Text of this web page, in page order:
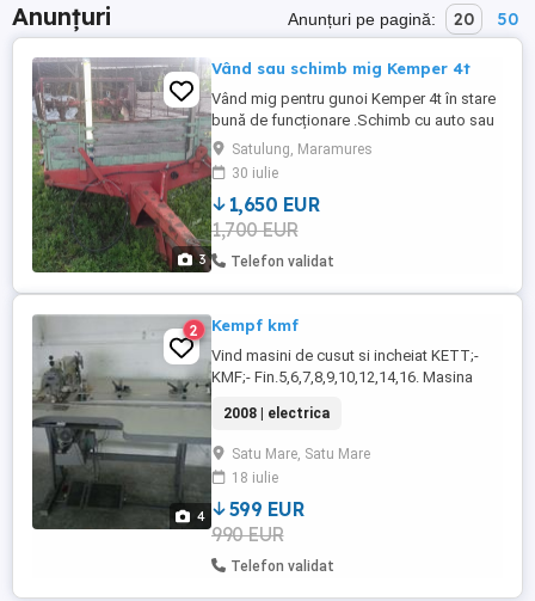
Anunțuri Anunțuri pe pagină: 20 50
3
Vând sau schimb mig Kemper 4t
Vând mig pentru gunoi Kemper 4t în stare
bună de funcționare .Schimb cu auto sau
utilaje.Satulung, Maramures
30 iulie
1,650 EUR
1,700 EUR
Telefon validat
4
2 Kempf kmf
Vind masini de cusut si incheiat KETT;-
KMF;- Fin.5,6,7,8,9,10,12,14,16. Masina
incheiat ochi la ochi, adica se regleaza la
fin. dorita de la fin. 5 la fin.16si face o
cusatura liniara exacta si rapida pe orice
lungime, se poate aplica benzi cu latimi
intre 10- 180mm. Benzile ...
2008 | electrica
Satu Mare, Satu Mare
18 iulie
599 EUR
990 EUR
Telefon validat